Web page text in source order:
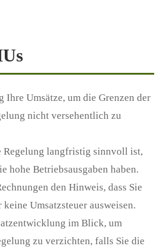
Ihre Umsätze, um die Grenzen der
nicht versehentlich zu
Regelung langfristig sinnvoll ist,
hohe Betriebsausgaben haben.
den Hinweis, dass Sie
Umsatzsteuer ausweisen.
im Blick, um
zu verzichten, falls Sie die